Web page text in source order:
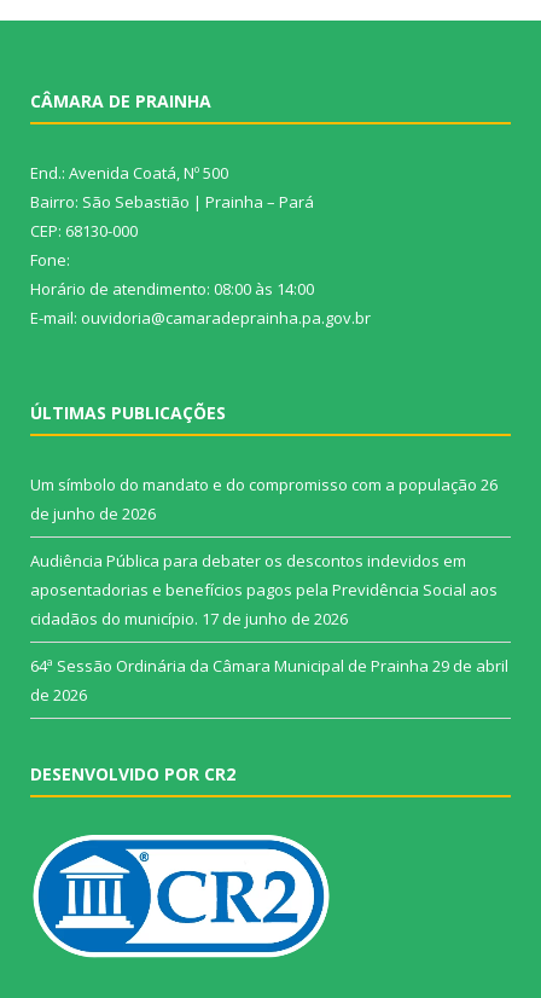
CÂMARA DE PRAINHA
End.: Avenida Coatá, Nº 500
Bairro: São Sebastião | Prainha – Pará
CEP: 68130-000
Fone:
Horário de atendimento: 08:00 às 14:00
E-mail: ouvidoria@camaradeprainha.pa.gov.br
ÚLTIMAS PUBLICAÇÕES
Um símbolo do mandato e do compromisso com a população 26
de junho de 2026
Audiência Pública para debater os descontos indevidos em
aposentadorias e benefícios pagos pela Previdência Social aos
cidadãos do município. 17 de junho de 2026
64ª Sessão Ordinária da Câmara Municipal de Prainha 29 de abril
de 2026
DESENVOLVIDO POR CR2